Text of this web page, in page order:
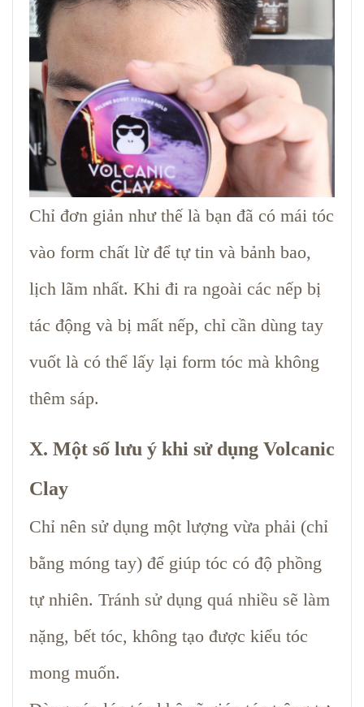
Chỉ đơn giản như thế là bạn đã có mái tóc
vào form chất lừ để tự tin và bảnh bao,
lịch lãm nhất. Khi đi ra ngoài các nếp bị
tác động và bị mất nếp, chỉ cần dùng tay
vuốt là có thể lấy lại form tóc mà không
thêm sáp.
X. Một số lưu ý khi sử dụng Volcanic
Clay
Chỉ nên sử dụng một lượng vừa phải (chỉ
bằng móng tay) để giúp tóc có độ phồng
tự nhiên. Tránh sử dụng quá nhiều sẽ làm
nặng, bết tóc, không tạo được kiểu tóc
mong muốn.